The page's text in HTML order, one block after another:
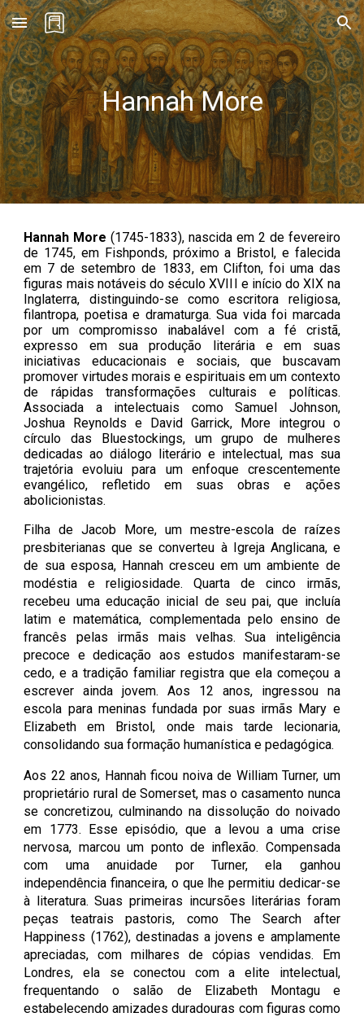
Skip to main content Skip to navigation
Hannah More
Hannah More (1745-1833), nascida em 2 de fevereiro
de 1745, em Fishponds, próximo a Bristol, e falecida
em 7 de setembro de 1833, em Clifton, foi uma das
figuras mais notáveis do século XVIII e início do XIX na
Inglaterra, distinguindo-se como escritora religiosa,
filantropa, poetisa e dramaturga. Sua vida foi marcada
por um compromisso inabalável com a fé cristã,
expresso em sua produção literária e em suas
iniciativas educacionais e sociais, que buscavam
promover virtudes morais e espirituais em um contexto
de rápidas transformações culturais e políticas.
Associada a intelectuais como Samuel Johnson,
Joshua Reynolds e David Garrick, More integrou o
círculo das Bluestockings, um grupo de mulheres
dedicadas ao diálogo literário e intelectual, mas sua
trajetória evoluiu para um enfoque crescentemente
evangélico, refletido em suas obras e ações
abolicionistas.
Filha de Jacob More, um mestre-escola de raízes
presbiterianas que se converteu à Igreja Anglicana, e
de sua esposa, Hannah cresceu em um ambiente de
modéstia e religiosidade. Quarta de cinco irmãs,
recebeu uma educação inicial de seu pai, que incluía
latim e matemática, complementada pelo ensino de
francês pelas irmãs mais velhas. Sua inteligência
precoce e dedicação aos estudos manifestaram-se
cedo, e a tradição familiar registra que ela começou a
escrever ainda jovem. Aos 12 anos, ingressou na
escola para meninas fundada por suas irmãs Mary e
Elizabeth em Bristol, onde mais tarde lecionaria,
consolidando sua formação humanística e pedagógica.
Aos 22 anos, Hannah ficou noiva de William Turner, um
proprietário rural de Somerset, mas o casamento nunca
se concretizou, culminando na dissolução do noivado
em 1773. Esse episódio, que a levou a uma crise
nervosa, marcou um ponto de inflexão. Compensada
com uma anuidade por Turner, ela ganhou
independência financeira, o que lhe permitiu dedicar-se
à literatura. Suas primeiras incursões literárias foram
peças teatrais pastoris, como The Search after
Happiness (1762), destinadas a jovens e amplamente
apreciadas, com milhares de cópias vendidas. Em
Londres, ela se conectou com a elite intelectual,
frequentando o salão de Elizabeth Montagu e
estabelecendo amizades duradouras com figuras como